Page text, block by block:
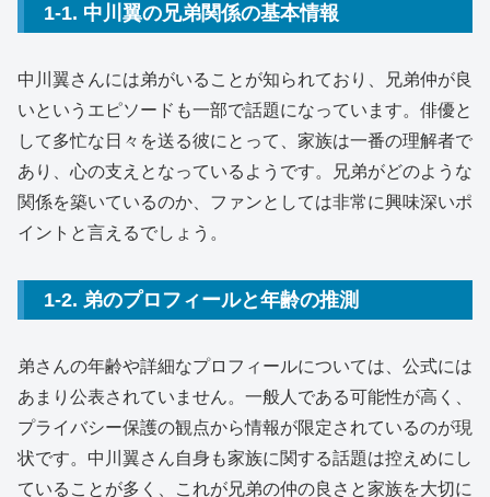
1-1. 中川翼の兄弟関係の基本情報
中川翼さんには弟がいることが知られており、兄弟仲が良
いというエピソードも一部で話題になっています。俳優と
して多忙な日々を送る彼にとって、家族は一番の理解者で
あり、心の支えとなっているようです。兄弟がどのような
関係を築いているのか、ファンとしては非常に興味深いポ
イントと言えるでしょう。
1-2. 弟のプロフィールと年齢の推測
弟さんの年齢や詳細なプロフィールについては、公式には
あまり公表されていません。一般人である可能性が高く、
プライバシー保護の観点から情報が限定されているのが現
状です。中川翼さん自身も家族に関する話題は控えめにし
ていることが多く、これが兄弟の仲の良さと家族を大切に